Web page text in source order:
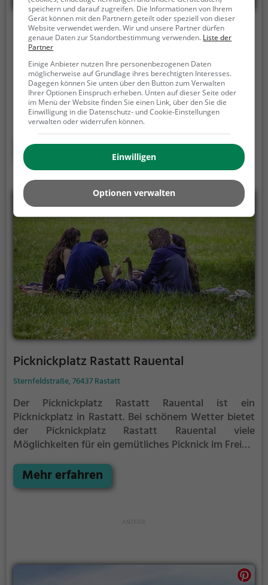
Picknickplatz Rastatt Siedlung
Siedlerweg, 76437 Rastatt
Der Picknickplatz Rastatt Siedlung ist ein
Picknickplatz in Rastatt. Bei schönem Wetter bietet
der Picknickplatz Rastatt Siedlung viele
Möglichkeiten für ein gemütliches Picknick im Freien.
Egal ob als Ziel für einen Tagesausflug oder als kurze
Pause zwischendurch, der Picknickplatz Rastatt
Siedlung ist der perfekte Ort, um die Akkus wieder
aufzutanken und ein leckeres Essen unter freiem
Himmel zu genießen.
Mehr erfahren
Picknickplatz Rastatt Rauental
Sternfeldstraße, 76437 Rastatt
Der Picknickplatz Rastatt Rauental ist ein
Picknickplatz in Rastatt. Bei schönem Wetter bietet
der Picknickplatz Rastatt Rauental viele
Möglichkeiten für ein gemütliches Picknick im Freien.
Pause zwischendurch, der Picknickplatz Rastatt
Rauental ist der perfekte Ort, um die Akkus wieder
Mehr erfahren
speichern und darauf zugreifen. Die Informationen von Ihrem
Gerät können mit den Partnern geteilt oder speziell von dieser
Website verwendet werden. Wir und unsere Partner dürfen
genaue Daten zur Standortbestimmung verwenden. Liste der
Partner
Einige Anbieter nutzen Ihre personenbezogenen Daten
möglicherweise auf Grundlage ihres berechtigten Interesses.
Dagegen können Sie unten über den Button zum Verwalten
Ihrer Optionen Einspruch erheben. Unten auf dieser Seite oder
im Menü der Website finden Sie einen Link, über den Sie die
Einwilligung in die Datenschutz- und Cookie-Einstellungen
verwalten oder widerrufen können.
Einwilligen
Optionen verwalten